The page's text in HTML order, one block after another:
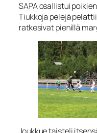
SAPA osallistui
Tiukkoja pelejä
ratkesivat pienillä